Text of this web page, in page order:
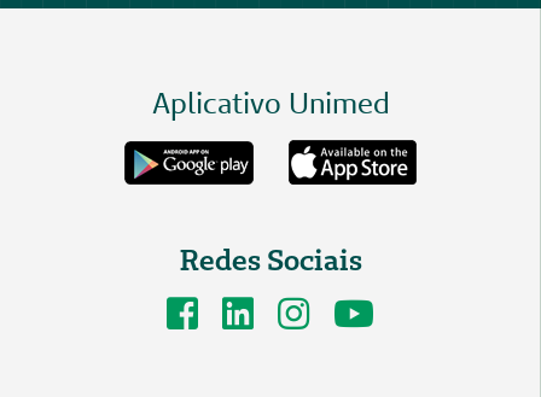
Aplicativo Unimed
Redes Sociais